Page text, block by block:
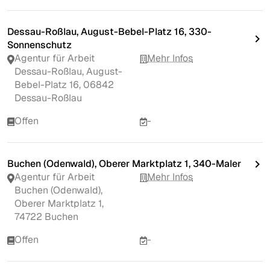
Dessau-Roßlau, August-Bebel-Platz 16, 330-
Sonnenschutz
Agentur für Arbeit
Dessau-Roßlau, August-
Bebel-Platz 16, 06842
Dessau-Roßlau
Mehr Infos
Offen -
Buchen (Odenwald), Oberer Marktplatz 1, 340-Maler
Agentur für Arbeit
Buchen (Odenwald),
Oberer Marktplatz 1,
74722 Buchen
Mehr Infos
Offen -